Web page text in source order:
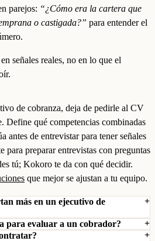
parejos: “¿Cómo era la cartera que
o castigada?” para entender el
señales reales, no en lo que el
de cobranza, deja de pedirle al CV
Define qué competencias combinadas
antes de entrevistar para tener señales
para preparar entrevistas con preguntas
tú; Kokoro te da con qué decidir.
que mejor se ajustan a tu equipo.
más en un ejecutivo de
para evaluar a un cobrador?